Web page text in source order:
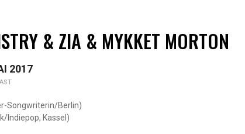
& ZIA & MYKKET MORTON
2017
Songwriterin/Berlin)
Indiepop, Kassel)